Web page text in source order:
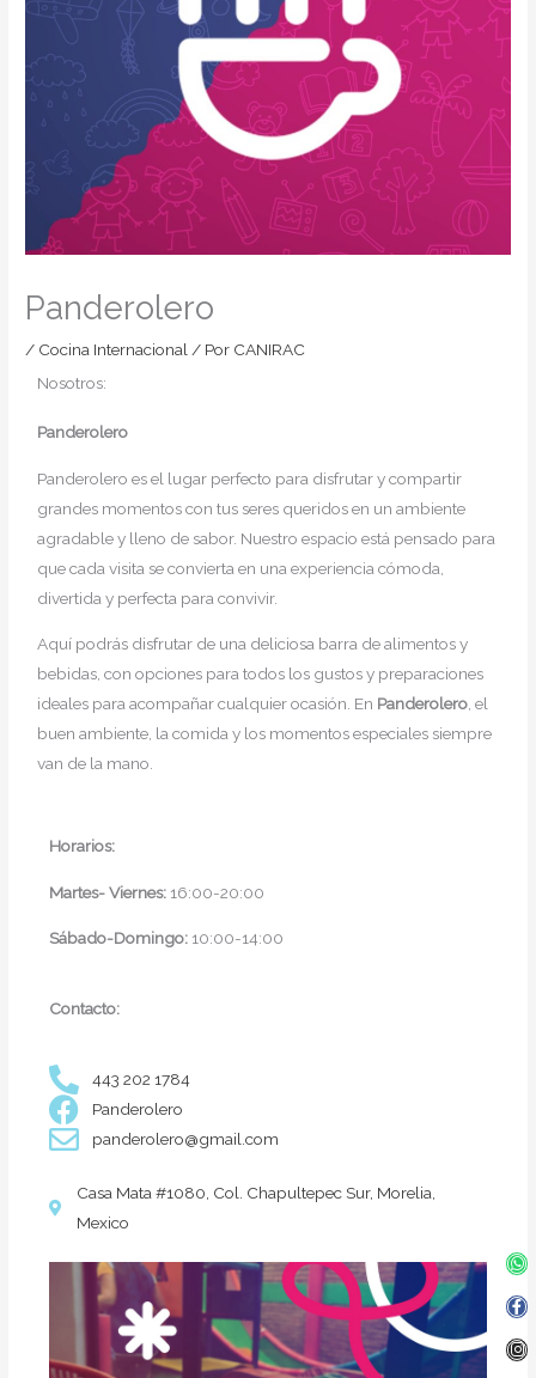
Panderolero
/ Cocina Internacional / Por CANIRAC
Nosotros:
Panderolero
Panderolero es el lugar perfecto para disfrutar y compartir
grandes momentos con tus seres queridos en un ambiente
agradable y lleno de sabor. Nuestro espacio está pensado para
que cada visita se convierta en una experiencia cómoda,
divertida y perfecta para convivir.
Aquí podrás disfrutar de una deliciosa barra de alimentos y
bebidas, con opciones para todos los gustos y preparaciones
ideales para acompañar cualquier ocasión. En Panderolero , el
buen ambiente, la comida y los momentos especiales siempre
van de la mano.
Horarios:
Martes- Viernes: 16:00-20:00
Sábado-Domingo: 10:00-14:00
Contacto:
443 202 1784
Panderolero
panderolero@gmail.com
Casa Mata #1080, Col. Chapultepec Sur, Morelia,
Mexico
f